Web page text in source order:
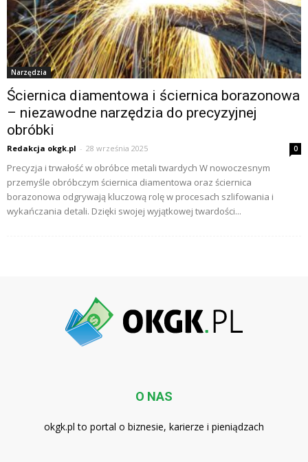
Narzędzia
Ściernica diamentowa i ściernica borazonowa
– niezawodne narzędzia do precyzyjnej
obróbki
Redakcja okgk.pl - 28 września 2025 0
Precyzja i trwałość w obróbce metali twardych W nowoczesnym
przemyśle obróbczym ściernica diamentowa oraz ściernica
borazonowa odgrywają kluczową rolę w procesach szlifowania i
wykańczania detali. Dzięki swojej wyjątkowej twardości...
O NAS
okgk.pl to portal o biznesie, karierze i pieniądzach